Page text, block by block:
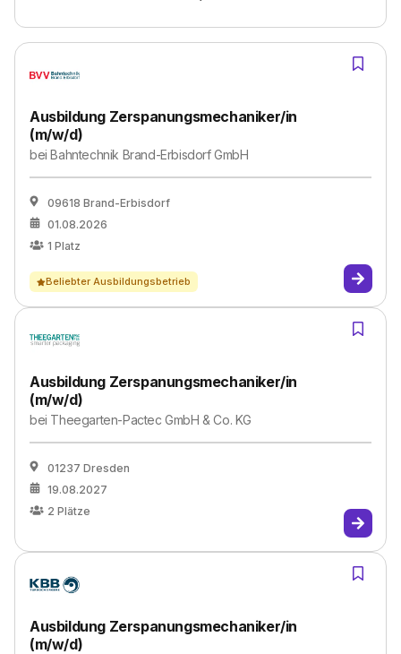
Ausbildung Zerspanungsmechaniker/in
(m/w/d)
beiBahntechnik Brand-Erbisdorf GmbH
09618 Brand-Erbisdorf
01.08.2026
1 Platz
Beliebter Ausbildungsbetrieb
Ausbildung Zerspanungsmechaniker/in
(m/w/d)
bei Theegarten-Pactec GmbH & Co. KG
01237 Dresden
19.08.2027
2 Plätze
Ausbildung Zerspanungsmechaniker/in
(m/w/d)